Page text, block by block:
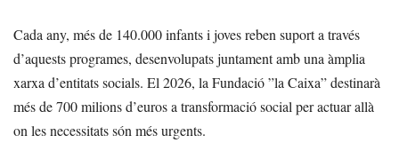
Cada any, més de 140.000 infants i joves reben suport a través
d’aquests programes, desenvolupats juntament amb una àmplia
xarxa d’entitats socials. El 2026, la Fundació ”la Caixa” destinarà
més de 700 milions d’euros a transformació social per actuar allà
on les necessitats són més urgents.